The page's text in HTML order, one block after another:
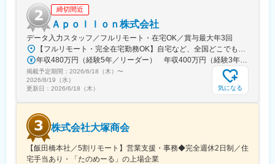
※所属するSHINWAグループ（創業54年）の取り扱いブランド：
フィアット、アルファロメオ、アバルト、BMW MINI 、他に中古
車販売店、板金整備工場も有り
※他にグループ会社でハーレーダッビッドソンの正規ディーラー事
業も営んでいます。
変更の範囲：会社の定める業務
締切間近
Ａｐｏｌｌｏｎ株式会社
データ入力スタッフ／フルリモート・在宅OK／賞与最大年3回
掲載予定期間： 2026/6/18（木） 〜
2026/8/19（水）
更新日： 2026/6/18（木） 気になる
株式会社大塚商会
【飯田橋本社／5割リモート】営業支援・事務◆完全週休2日制／住
宅手当あり・「たのめーる」の上場企業